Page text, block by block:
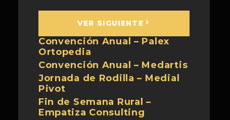
VER SIGUIENTE
Convención Anual – Palex
Ortopedia
Convención Anual – Medartis
Jornada de Rodilla – Medial
Pivot
Fin de Semana Rural –
Empatiza Consulting